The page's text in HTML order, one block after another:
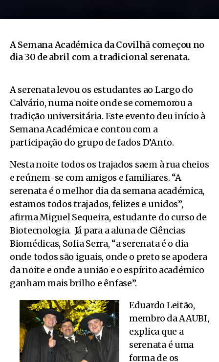
A Semana Académica da Covilhã começou no
dia 30 de abril com a tradicional serenata.
A serenata levou os estudantes ao Largo do
Calvário, numa noite onde se comemorou a
tradição universitária. Este evento deu início à
Semana Académica e contou com a
participação do grupo de fados D’Anto.
Nesta noite todos os trajados saem à rua cheios
e reúnem-se com amigos e familiares. “A
serenata é o melhor dia da semana académica,
estamos todos trajados, felizes e unidos”,
afirma Miguel Sequeira, estudante do curso de
Biotecnologia. Já para a aluna de Ciências
Biomédicas, Sofia Serra, “a serenata é o dia
onde todos são iguais, onde o preto se apodera
da noite e onde a união e o espírito académico
ganham mais brilho e ênfase”.
Eduardo Leitão,
membro da AAUBI,
explica que a
serenata é uma
forma de os